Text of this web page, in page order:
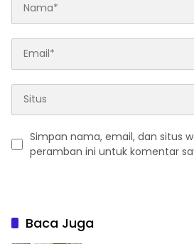
Simpan nama, email, dan situs
peramban ini untuk komentar
Baca Juga